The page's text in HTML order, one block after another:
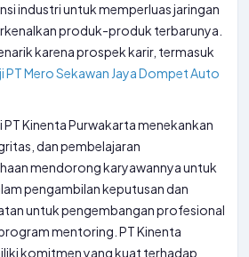
industri untuk memperluas jaringan
produk-produk terbarunya.
karena prospek karir, termasuk
PT Mero Sekawan Jaya Dompet Auto
Kinenta Purwakarta menekankan
dan pembelajaran
mendorong karyawannya untuk
pengambilan keputusan dan
untuk pengembangan profesional
mentoring. PT Kinenta
komitmen yang kuat terhadap